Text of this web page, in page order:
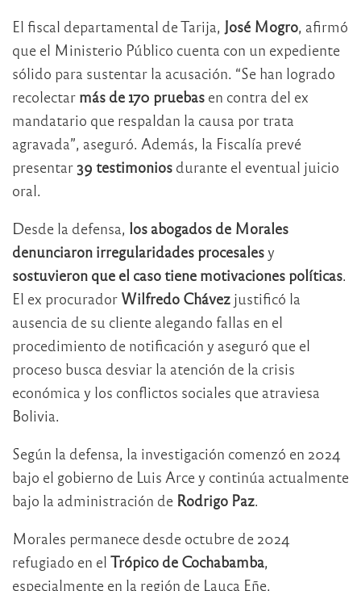
El fiscal departamental de Tarija, José Mogro, afirmó
que el Ministerio Público cuenta con un expediente
sólido para sustentar la acusación. “Se han logrado
recolectar más de 170 pruebas en contra del ex
mandatario que respaldan la causa por trata
agravada”, aseguró. Además, la Fiscalía prevé
presentar 39 testimonios durante el eventual juicio
oral.
Desde la defensa, los abogados de Morales
denunciaron irregularidades procesalesy
sostuvieron que el caso tiene motivaciones políticas.
El ex procurador Wilfredo Chávez justificó la
ausencia de su cliente alegando fallas en el
procedimiento de notificación y aseguró que el
proceso busca desviar la atención de la crisis
económica y los conflictos sociales que atraviesa
Bolivia.
Según la defensa, la investigación comenzó en 2024
bajo el gobierno de Luis Arce y continúa actualmente
bajo la administración de Rodrigo Paz.
Morales permanece desde octubre de 2024
refugiado en el Trópico de Cochabamba,
especialmente en la región de Lauca Eñe,